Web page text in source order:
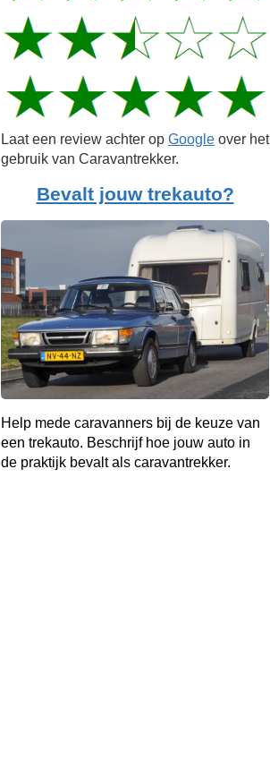
Laat een review achter op Google over het
gebruik van Caravantrekker.
Bevalt jouw trekauto?
Help mede caravanners bij de keuze van
een trekauto. Beschrijf hoe jouw auto in
de praktijk bevalt als caravantrekker.